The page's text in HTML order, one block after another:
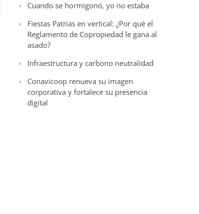
Cuando se hormigonó, yo no estaba
Fiestas Patrias en vertical: ¿Por qué el
Reglamento de Copropiedad le gana al
asado?
Infraestructura y carbono neutralidad
Conavicoop renueva su imagen
corporativa y fortalece su presencia
digital